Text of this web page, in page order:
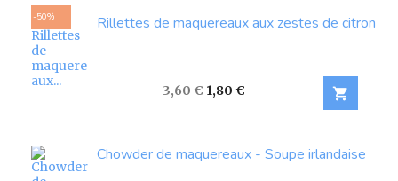
-50% Rillettes de maquereaux aux zestes de citron
Prix
3,60 € Prix
1,80 € 
Chowder de maquereaux - Soupe irlandaise